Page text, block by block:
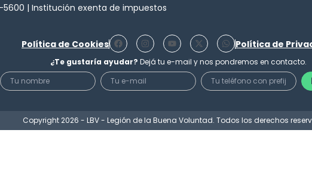
5600 | Institución exenta de impuestos
Política de Cookies
F
a
c
e
b
o
I
n
s
t
a
g
m
Y
o
u
t
X
-
t
w
t
r
W
h
a
t
s
a
Política de
¿Te gustaría ayudar? Dejá tu e-mail y nos pondremos en contacto.
Copyright 2026 - LBV - Legión de la Buena Voluntad. Todos los derechos